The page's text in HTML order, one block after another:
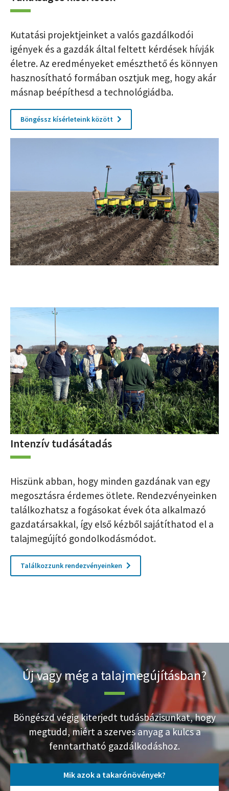
Kutatási projektjeinket a valós gazdálkodói
igények és a gazdák által feltett kérdések hívják
életre. Az eredményeket emészthető és könnyen
hasznosítható formában osztjuk meg, hogy akár
másnap beépíthesd a technológiádba.
Böngéssz kísérleteink között
Intenzív tudásátadás
Hiszünk abban, hogy minden gazdának van egy
megosztásra érdemes ötlete. Rendezvényeinken
találkozhatsz a fogásokat évek óta alkalmazó
gazdatársakkal, így első kézből sajátíthatod el a
talajmegújító gondolkodásmódot.
Találkozzunk rendezvényeinken
Új vagy még a talajmegújításban?
Böngészd végig kiterjedt tudásbázisunkat, hogy
megtudd, miért a szerves anyag a kulcs a
fenntartható gazdálkodáshoz.
Mik azok a takarónövények?